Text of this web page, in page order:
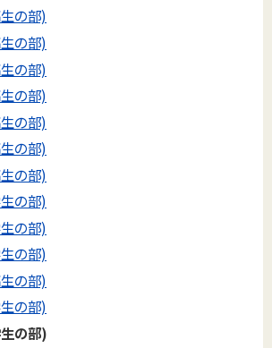
の部)
の部)
の部)
の部)
の部)
の部)
の部)
の部)
の部)
の部)
の部)
の部)
の部)